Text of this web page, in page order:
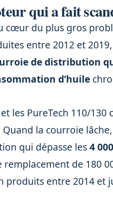
qui a fait
cœur du plus gros
entre 2012 et
de distribution
d’huile
les PureTech 110/130
la courroie lâche,
qui dépasse les4
remplacement de 180
produits entre 2014 et